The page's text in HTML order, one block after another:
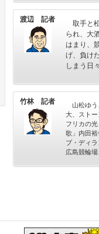
渡辺 記者
取手と
られ、大
はまり、
げ、負け
しまう日々
竹林 記者
山松ゆう
大、スト
フリカの
歌」内田
ブ・ディラ
広島競輪